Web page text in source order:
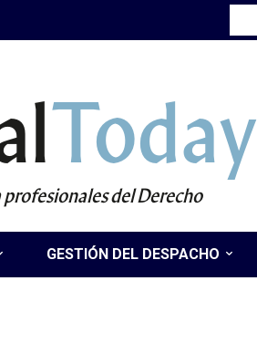
Today
profesionales del Derecho
GESTIÓN DEL DESPACHO